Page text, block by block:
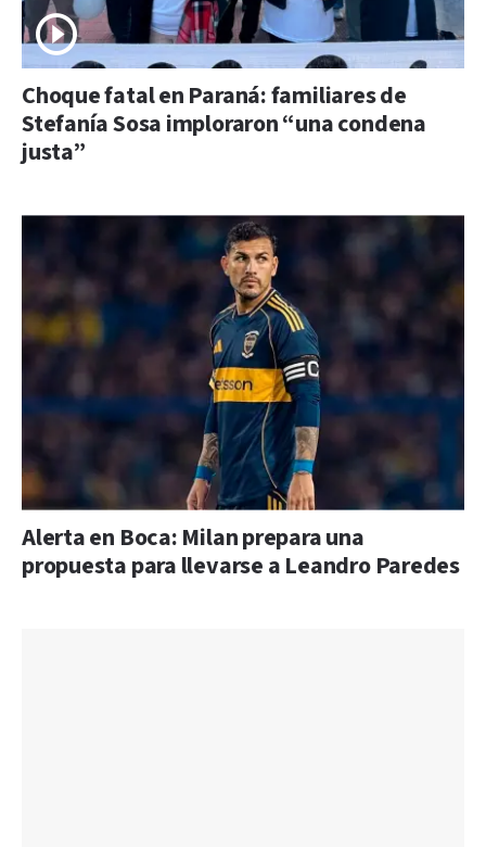
Choque fatal en Paraná: familiares de
Stefanía Sosa imploraron “una condena
justa”
Alerta en Boca: Milan prepara una
propuesta para llevarse a Leandro Paredes